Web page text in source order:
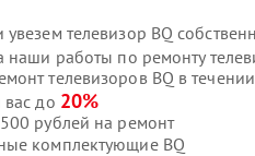
телевизор BQ
наши работы по ремонту
телевизоров BQ в
вас до 20%
рублей на ремонт
комплектующие BQ